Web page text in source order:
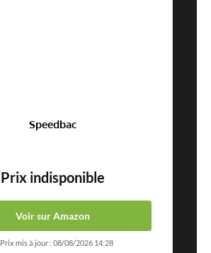
Speedbac
Prix indisponible
Voir sur Amazon
Prix mis à jour : 08/08/2026 14:28